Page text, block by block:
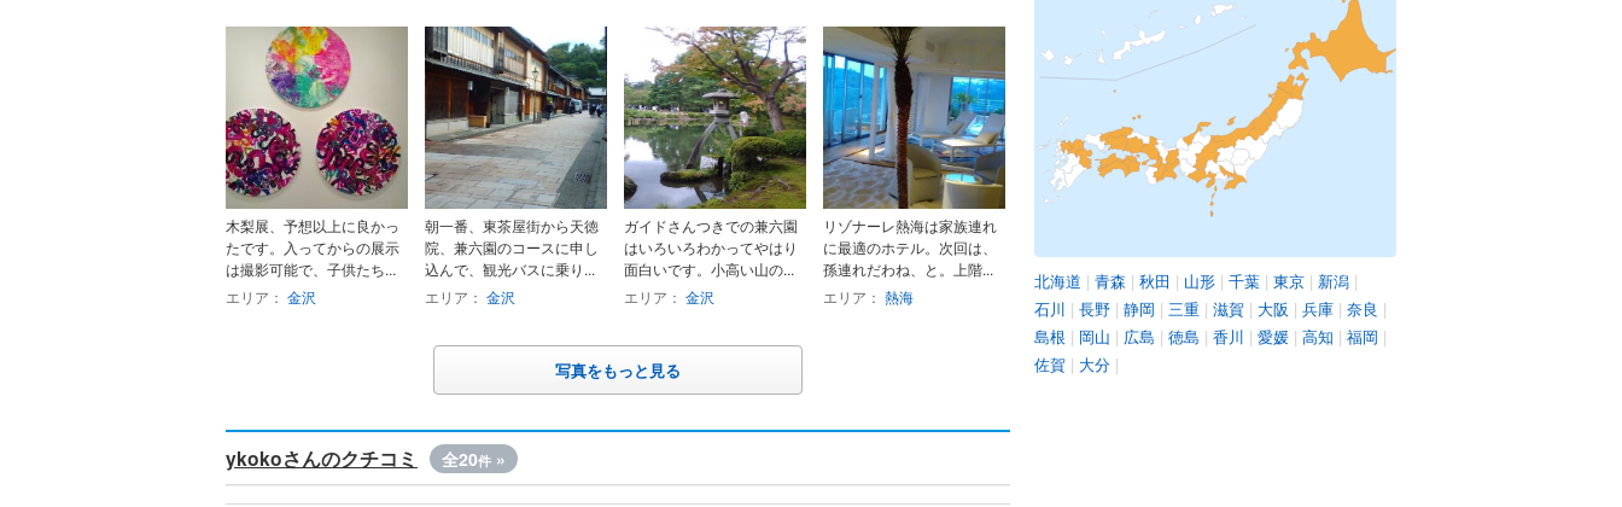
木梨展、予想以上に良かっ
たです。入ってからの展示
は撮影可能で、子供たち...
エリア： 金沢
朝一番、東茶屋街から天徳
院、兼六園のコースに申し
込んで、観光バスに乗り...
エリア： 金沢
ガイドさんつきでの兼六園
はいろいろわかってやはり
面白いです。小高い山の...
エリア： 金沢
リゾナーレ熱海は家族連れ
に最適のホテル。次回は、
孫連れだわね、と。上階...
エリア： 熱海
写真をもっと見る
ykokoさんのクチコミ 全20件 »
北海道 | 青森 | 秋田 | 山形 | 千葉 | 東京 | 新潟 |
石川 | 長野 | 静岡 | 三重 | 滋賀 | 大阪 | 兵庫 | 奈良 |
島根 | 岡山 | 広島 | 徳島 | 香川 | 愛媛 | 高知 | 福岡 |
佐賀 | 大分 |